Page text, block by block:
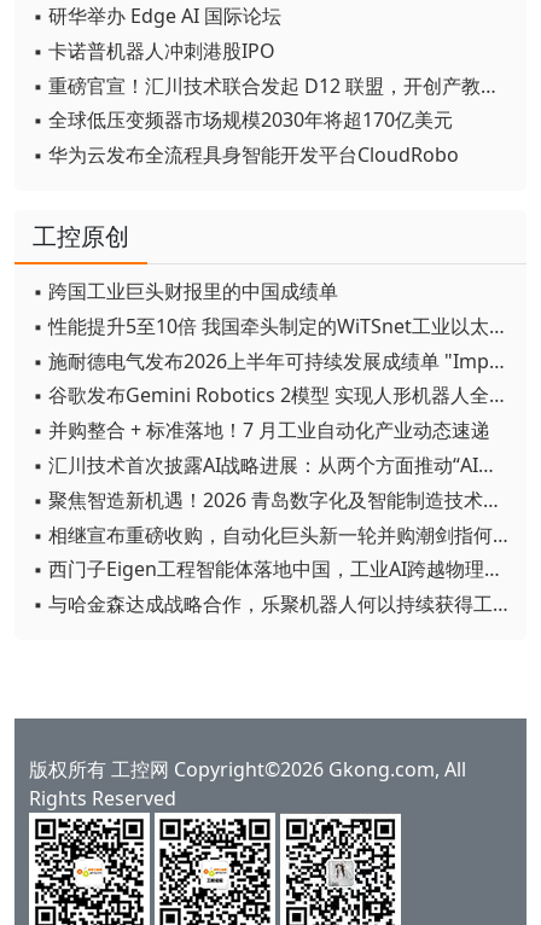
▪ 研华举办 Edge AI 国际论坛
▪ 卡诺普机器人冲刺港股IPO
▪ 重磅官宣！汇川技术联合发起 D12 联盟，开创产教融合新范式
▪ 全球低压变频器市场规模2030年将超170亿美元
▪ 华为云发布全流程具身智能开发平台CloudRobo
工控原创
▪ 跨国工业巨头财报里的中国成绩单
▪ 性能提升5至10倍 我国牵头制定的WiTSnet工业以太网国际标准正式发布
▪ 施耐德电气发布2026上半年可持续发展成绩单 "Impact 2030"路线图开局稳健
▪ 谷歌发布Gemini Robotics 2模型 实现人形机器人全身智能控制突破
▪ 并购整合 + 标准落地！7 月工业自动化产业动态速递
▪ 汇川技术首次披露AI战略进展：从两个方面推动“AI业务化”落地
▪ 聚焦智造新机遇！2026 青岛数字化及智能制造技术论坛圆满落幕
▪ 相继宣布重磅收购，自动化巨头新一轮并购潮剑指何方？
▪ 西门子Eigen工程智能体落地中国，工业AI跨越物理世界“确定性”拐点
▪ 与哈金森达成战略合作，乐聚机器人何以持续获得工业巨头青睐？
版权所有 工控网 Copyright©2026 Gkong.com, All
Rights Reserved